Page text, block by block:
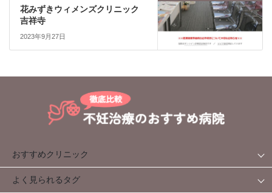
花みずきウィメンズクリニック
吉祥寺
2023年9月27日
おすすめクリニック
よく見られるタグ